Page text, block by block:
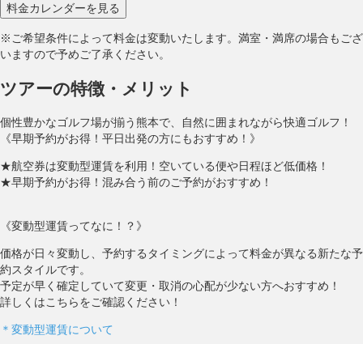
※ご希望条件によって料金は変動いたします。満室・満席の場合もござ
いますので予めご了承ください。
ツアーの特徴・メリット
個性豊かなゴルフ場が揃う熊本で、自然に囲まれながら快適ゴルフ！
《早期予約がお得！平日出発の方にもおすすめ！》
★航空券は変動型運賃を利用！空いている便や日程ほど低価格！
★早期予約がお得！混み合う前のご予約がおすすめ！
《変動型運賃ってなに！？》
価格が日々変動し、予約するタイミングによって料金が異なる新たな予
約スタイルです。
予定が早く確定していて変更・取消の心配が少ない方へおすすめ！
詳しくはこちらをご確認ください！
＊変動型運賃について